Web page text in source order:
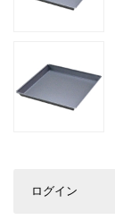
ログイン